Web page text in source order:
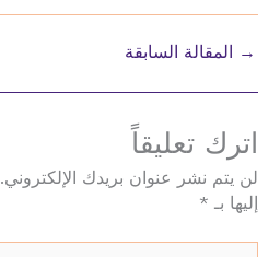
→ المقالة السابقة
اترك تعليقاً
لن يتم نشر عنوان بريدك الإلكتروني.
إليها بـ *